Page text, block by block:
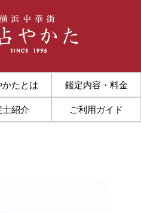
かたとは 鑑定内容・料金
士紹介 ご利用ガイド